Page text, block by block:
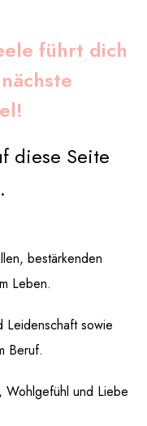
führt dich
diese Seite
bestärkenden
Leben.
sowie
Beruf.
und Liebe